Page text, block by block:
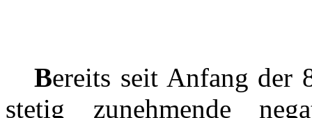
Bereits seit Anfang der
stetig zunehmende